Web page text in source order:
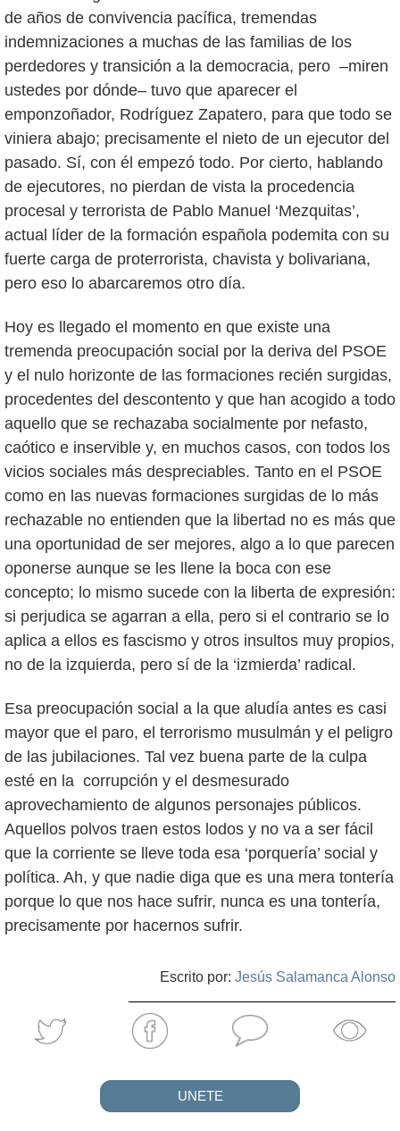
de años de convivencia pacífica, tremendas
indemnizaciones a muchas de las familias de los
perdedores y transición a la democracia, pero –miren
ustedes por dónde– tuvo que aparecer el
emponzoñador, Rodríguez Zapatero, para que todo se
viniera abajo; precisamente el nieto de un ejecutor del
pasado. Sí, con él empezó todo. Por cierto, hablando
de ejecutores, no pierdan de vista la procedencia
procesal y terrorista de Pablo Manuel ‘Mezquitas’,
actual líder de la formación española podemita con su
fuerte carga de proterrorista, chavista y bolivariana,
pero eso lo abarcaremos otro día.
Hoy es llegado el momento en que existe una
tremenda preocupación social por la deriva del PSOE
y el nulo horizonte de las formaciones recién surgidas,
procedentes del descontento y que han acogido a todo
aquello que se rechazaba socialmente por nefasto,
caótico e inservible y, en muchos casos, con todos los
vicios sociales más despreciables. Tanto en el PSOE
como en las nuevas formaciones surgidas de lo más
rechazable no entienden que la libertad no es más que
una oportunidad de ser mejores, algo a lo que parecen
oponerse aunque se les llene la boca con ese
concepto; lo mismo sucede con la liberta de expresión:
si perjudica se agarran a ella, pero si el contrario se lo
aplica a ellos es fascismo y otros insultos muy propios,
no de la izquierda, pero sí de la ‘izmierda’ radical.
Esa preocupación social a la que aludía antes es casi
mayor que el paro, el terrorismo musulmán y el peligro
de las jubilaciones. Tal vez buena parte de la culpa
esté en la corrupción y el desmesurado
aprovechamiento de algunos personajes públicos.
Aquellos polvos traen estos lodos y no va a ser fácil
que la corriente se lleve toda esa ‘porquería’ social y
política. Ah, y que nadie diga que es una mera tontería
porque lo que nos hace sufrir, nunca es una tontería,
precisamente por hacernos sufrir.
Escrito por: Jesús Salamanca Alonso
UNETE